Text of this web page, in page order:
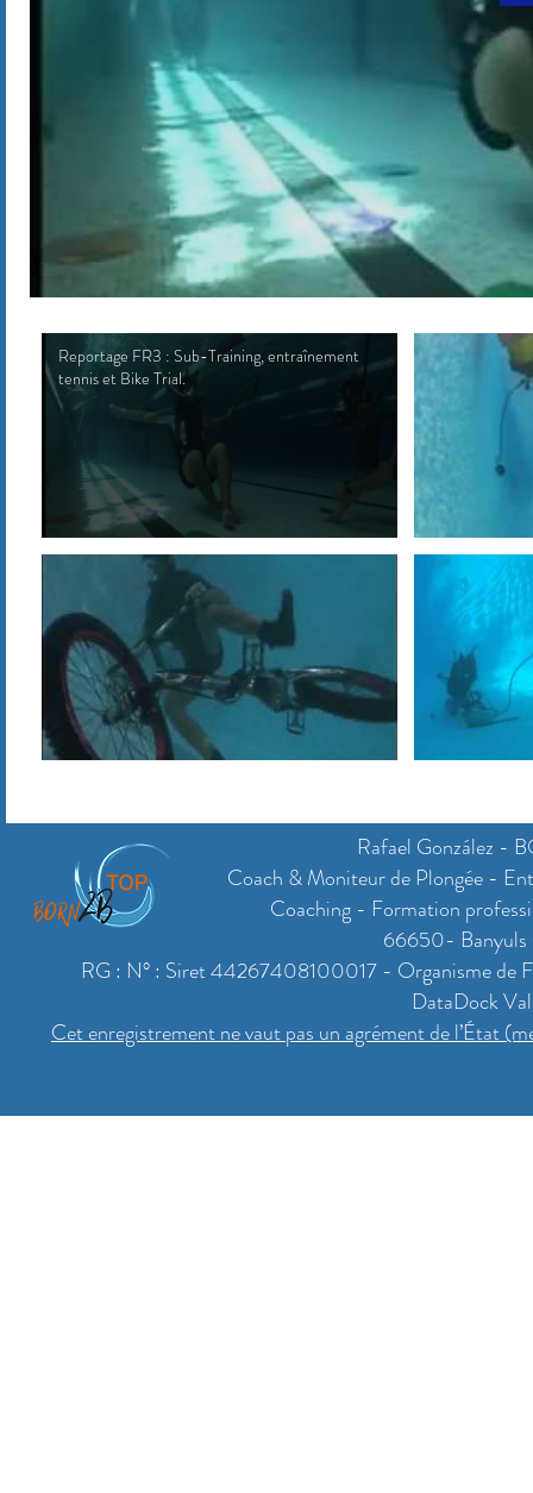
Reportage FR3 : Sub-Training, entraînement
tennis et Bike Trial.
Rafael González -
Coach & Moniteur de Plongée -
Coaching - Formation
66650- Banyuls
RG : N° : Siret 44267408100017 - Organisme de
DataDock
Cet enregistrement ne vaut pas un agrément de l’État